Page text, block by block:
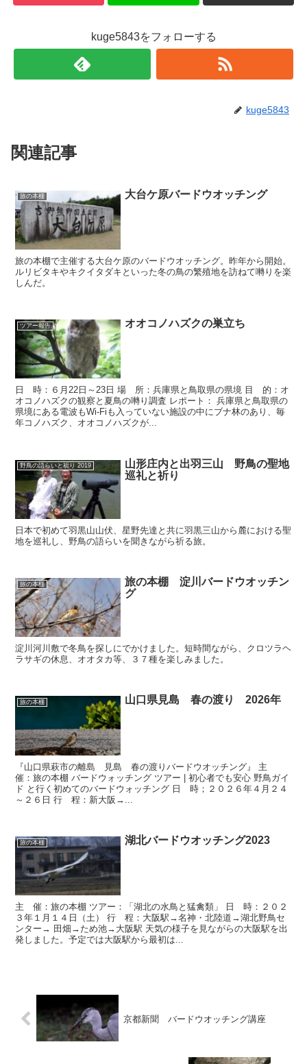
kuge5843をフォローする
kuge5843
関連記事
旅の本棚 大台ケ原バードウオッチング
旅の本棚で主催する大台ケ原のバードウオッチング。昨年から開始。
ルリビタキやキクイタダキといった冬の鳥の繁殖地を訪ねて囀りを楽
しんだ。
ツアー報告 オオコノハズクの巣立ち
日 時：６月22日～23日 場 所：兵庫県と鳥取県の県境 目 的：オ
オコノハズクの観察と夏鳥の囀り調査 レポート： 兵庫県と鳥取県の
県境にある電波もWi-Fiも入っていない施設の中にブナ林のあり、毎
年コノハズク、オオコノハズクが...
野鳥の語らいと祈り 2019
山形庄内と出羽三山 野鳥の聖地
巡礼と祈り
日本で初めて羽黒山山伏、星野先達と共に羽黒三山から麓における聖
地を巡礼し、野鳥の語らいを聞きながら祈る旅。
旅の本棚
旅の本棚 淀川バードウオッチン
グ
淀川河川敷で冬鳥を探しにでかけました。短時間ながら、クロツラヘ
ラサギの休息、オオタカ等、３７種を楽しみました。
旅の本棚 山口県見島 春の渡り 2026年
『山口県萩市の離島 見島 春の渡りバードウオッチング』 主
催：旅の本棚 バードウォッチング ツアー | 初心者でも安心 野鳥ガイ
ド と行く初めてのバードウォッチング 日 時；２０２６年４月２４
～２６日 行 程：新大阪→...
旅の本棚 湖北バードウオッチング2023
主 催：旅の本棚 ツアー：「湖北の水鳥と猛禽類」 日 時：２０２
３年１月１４日（土） 行 程：大阪駅→名神・北陸道→湖北野鳥セ
ンター→ 田畑→ため池→大阪駅 天気の様子を見ながらの大阪駅を出
発しました。予定では大阪駅から最初は...
京都新聞 バードウオッチング講座